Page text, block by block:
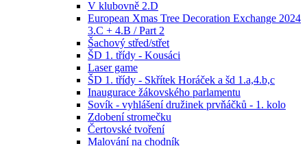
V klubovně 2.D
European Xmas Tree Decoration Exchange 2024
3.C + 4.B / Part 2
Šachový střed/střet
ŠD 1. třídy - Kousáci
Laser game
ŠD 1. třídy - Skřítek Horáček a šd 1.a,4.b,c
Inaugurace žákovského parlamentu
Sovík - vyhlášení družinek prvňáčků - 1. kolo
Zdobení stromečku
Čertovské tvoření
Malování na chodník